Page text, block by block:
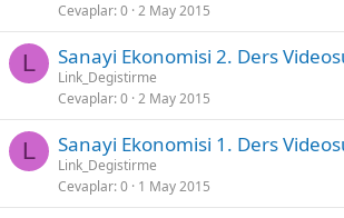
Cevaplar 0 2 May 2015
L Sanayi Ekonomisi 2. Ders
Link_Degistirme
Cevaplar 0 2 May 2015
L Sanayi Ekonomisi 1. Ders
Link_Degistirme
Cevaplar 0 1 May 2015